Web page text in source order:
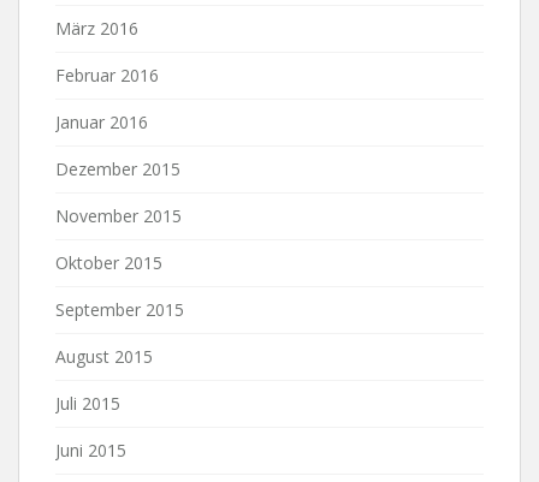
März 2016
Februar 2016
Januar 2016
Dezember 2015
November 2015
Oktober 2015
September 2015
August 2015
Juli 2015
Juni 2015